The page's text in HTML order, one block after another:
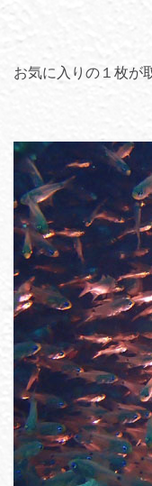
お気に入りの１枚が